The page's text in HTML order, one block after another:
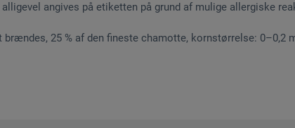
angives på etiketten på grund af mulige allergiske
brændes, 25 % af den fineste chamotte, kornstørrelse: 0–0,2